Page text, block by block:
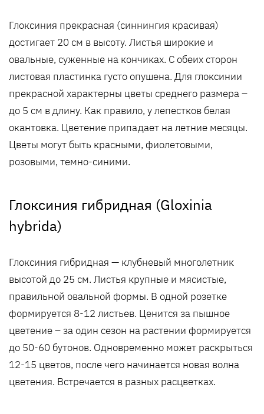
Глоксиния прекрасная (синнингия красивая)
достигает 20 см в высоту. Листья широкие и
овальные, суженные на кончиках. С обеих сторон
листовая пластинка густо опушена. Для глоксинии
прекрасной характерны цветы среднего размера –
до 5 см в длину. Как правило, у лепестков белая
окантовка. Цветение припадает на летние месяцы.
Цветы могут быть красными, фиолетовыми,
розовыми, темно-синими.
Глоксиния гибридная (Gloxinia
hybrida)
Глоксиния гибридная — клубневый многолетник
высотой до 25 см. Листья крупные и мясистые,
правильной овальной формы. В одной розетке
формируется 8-12 листьев. Ценится за пышное
цветение – за один сезон на растении формируется
до 50-60 бутонов. Одновременно может раскрыться
12-15 цветов, после чего начинается новая волна
цветения. Встречается в разных расцветках.